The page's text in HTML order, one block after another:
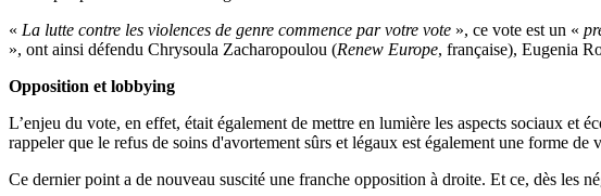
« La lutte contre les violences de genre commence par votre vote », ce vote est un «
», ont ainsi défendu Chrysoula Zacharopoulou (Renew Europe, française), Eugenia
Opposition et lobbying
L’enjeu du vote, en effet, était également de mettre en lumière les aspects sociaux
rappeler que le refus de soins d'avortement sûrs et légaux est également une forme de
Ce dernier point a de nouveau suscité une franche opposition à droite. Et ce, dès les